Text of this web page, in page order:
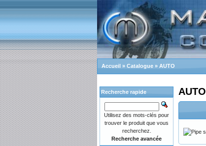
Accueil » Catalogue » AUTO
AUTO
Recherche rapide
Utilisez des mots-clés pour
trouver le produit que vous
recherchez.
Recherche avancée